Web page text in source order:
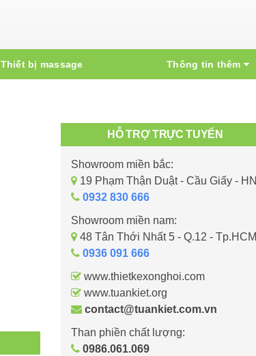
Thiết bị massage Thông tin thêm
HỖ TRỢ TRỰC TUYẾN
Showroom miền bắc:
19 Phạm Thận Duật - Cầu Giấy - HN
0932 830 666
Showroom miền nam:
48 Tân Thới Nhất 5 - Q.12 - Tp.HCM
0936 091 666
www.thietkexonghoi.com
www.tuankiet.org
contact@tuankiet.com.vn
Than phiền chất lượng:
0986.061.069